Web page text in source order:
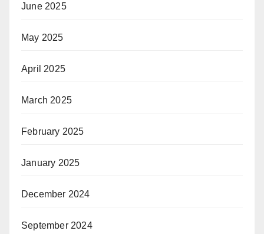
June 2025
May 2025
April 2025
March 2025
February 2025
January 2025
December 2024
September 2024